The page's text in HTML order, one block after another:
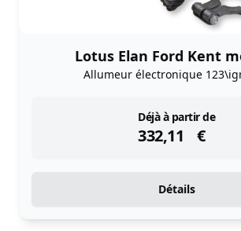
Lotus Elan Ford Kent
Allumeur électronique
Déjà à partir de
332,11 €
instock
Détails